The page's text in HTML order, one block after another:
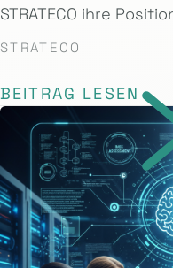
STRATECO ihre
STRATECO
BEITRAG LESEN